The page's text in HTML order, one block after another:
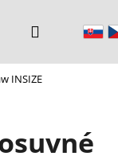
Nákupný
INSIZE